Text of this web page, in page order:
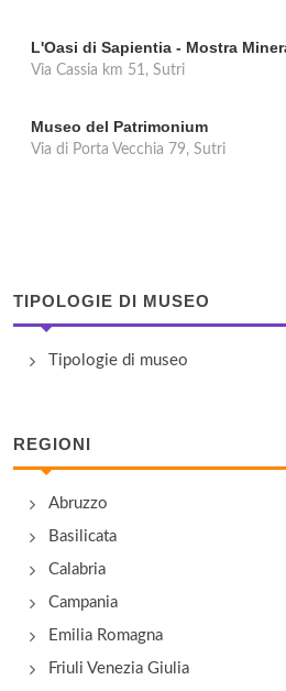
L'Oasi di Sapientia - Mostra
Via Cassia km 51, Sutri
Museo del Patrimonium
Via di Porta Vecchia 79, Sutri
TIPOLOGIE DI MUSEO
Tipologie di museo
REGIONI
Abruzzo
Basilicata
Calabria
Campania
Emilia Romagna
Friuli Venezia Giulia